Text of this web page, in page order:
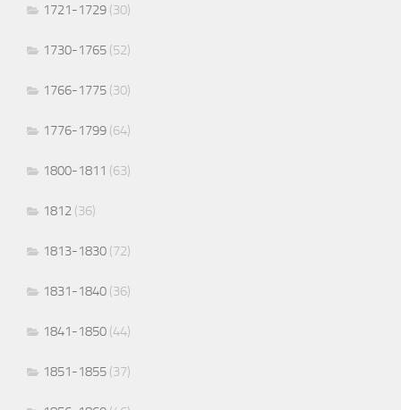
1721-1729 (30)
1730-1765 (52)
1766-1775 (30)
1776-1799 (64)
1800-1811 (63)
1812 (36)
1813-1830 (72)
1831-1840 (36)
1841-1850 (44)
1851-1855 (37)